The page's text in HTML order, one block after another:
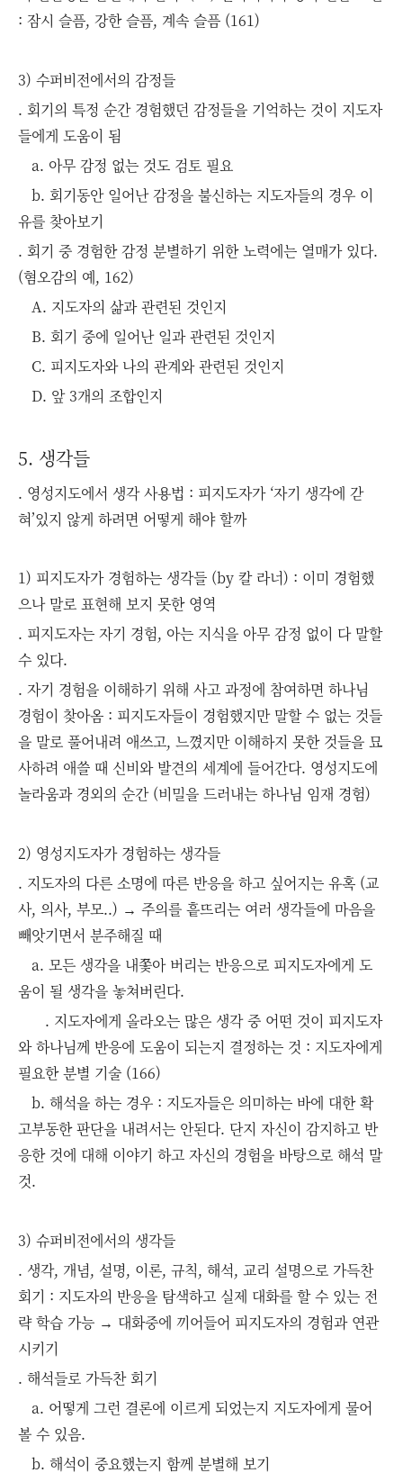
: 잠시 슬픔, 강한 슬픔, 계속 슬픔 (161)
3) 수퍼비전에서의 감정들
. 회기의 특정 순간 경험했던 감정들을 기억하는 것이 지도자
들에게 도움이 됨
a. 아무 감정 없는 것도 검토 필요
b. 회기동안 일어난 감정을 불신하는 지도자들의 경우 이
유를 찾아보기
. 회기 중 경험한 감정 분별하기 위한 노력에는 열매가 있다.
(혐오감의 예, 162)
A. 지도자의 삶과 관련된 것인지
B. 회기 중에 일어난 일과 관련된 것인지
C. 피지도자와 나의 관계와 관련된 것인지
D. 앞 3개의 조합인지
5. 생각들
. 영성지도에서 생각 사용법 : 피지도자가 ‘자기 생각에 갇
혀’있지 않게 하려면 어떻게 해야 할까
1) 피지도자가 경험하는 생각들 (by 칼 라너) : 이미 경험했
으나 말로 표현해 보지 못한 영역
. 피지도자는 자기 경험, 아는 지식을 아무 감정 없이 다 말할
수 있다.
. 자기 경험을 이해하기 위해 사고 과정에 참여하면 하나님
경험이 찾아옴 : 피지도자들이 경험했지만 말할 수 없는 것들
을 말로 풀어내려 애쓰고, 느꼈지만 이해하지 못한 것들을 묘
사하려 애쓸 때 신비와 발견의 세계에 들어간다. 영성지도에
놀라움과 경외의 순간 (비밀을 드러내는 하나님 임재 경험)
2) 영성지도자가 경험하는 생각들
. 지도자의 다른 소명에 따른 반응을 하고 싶어지는 유혹 (교
사, 의사, 부모..) → 주의를 흩뜨리는 여러 생각들에 마음을
빼앗기면서 분주해질 때
a. 모든 생각을 내쫓아 버리는 반응으로 피지도자에게 도
움이 될 생각을 놓쳐버린다.
. 지도자에게 올라오는 많은 생각 중 어떤 것이 피지도자
와 하나님께 반응에 도움이 되는지 결정하는 것 : 지도자에게
필요한 분별 기술 (166)
b. 해석을 하는 경우 : 지도자들은 의미하는 바에 대한 확
고부동한 판단을 내려서는 안된다. 단지 자신이 감지하고 반
응한 것에 대해 이야기 하고 자신의 경험을 바탕으로 해석 말
것.
3) 슈퍼비전에서의 생각들
. 생각, 개념, 설명, 이론, 규칙, 해석, 교리 설명으로 가득찬
회기 : 지도자의 반응을 탐색하고 실제 대화를 할 수 있는 전
략 학습 가능 → 대화중에 끼어들어 피지도자의 경험과 연관
시키기
. 해석들로 가득찬 회기
a. 어떻게 그런 결론에 이르게 되었는지 지도자에게 물어
볼 수 있음.
b. 해석이 중요했는지 함께 분별해 보기